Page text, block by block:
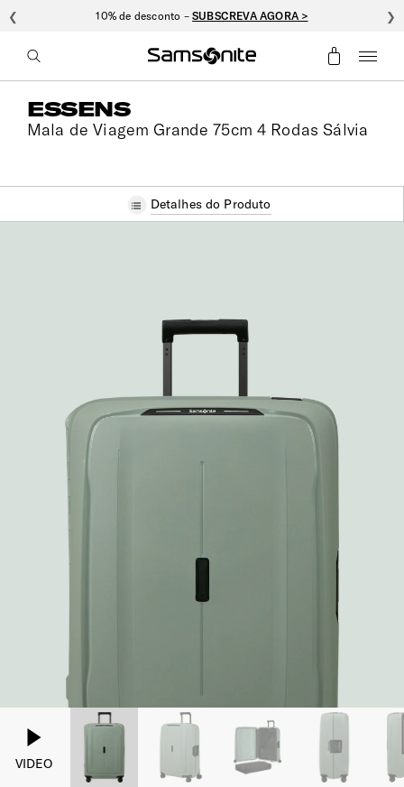
10% de desconto –SUBSCREVA AGORA >
❮ ❯
ESSENS
Mala de Viagem Grande 75cm 4 Rodas Sálvia
Detalhes do Produto
VIDEO